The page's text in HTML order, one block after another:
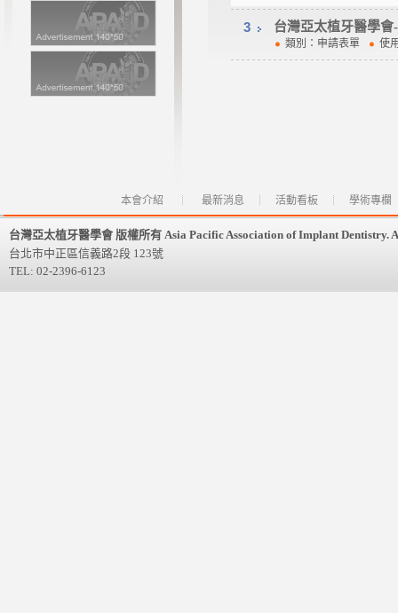
3 台灣亞太植牙醫學
類別：申請表單 使
本會介紹 最新消息 活動看板 學術專欄
台灣亞太植牙醫學會 版權所有 Asia Pacific Association of Implant Dentistry.
台北市中正區信義路2段 123號
TEL: 02-2396-6123